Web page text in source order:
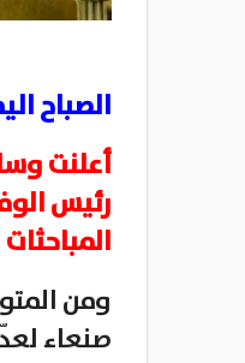
الصباح
أعلنت
رئيس
ومن
صنعاء